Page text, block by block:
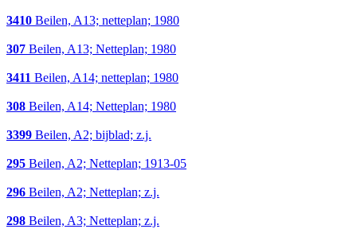
3410 Beilen, A13; netteplan; 1980
307 Beilen, A13; Netteplan; 1980
3411 Beilen, A14; netteplan; 1980
308 Beilen, A14; Netteplan; 1980
3399 Beilen, A2; bijblad; z.j.
295 Beilen, A2; Netteplan; 1913-05
296 Beilen, A2; Netteplan; z.j.
298 Beilen, A3; Netteplan; z.j.